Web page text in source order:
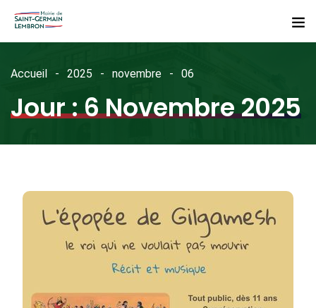
Accueil 2025 novembre 06
Jour :6 Novembre 2025